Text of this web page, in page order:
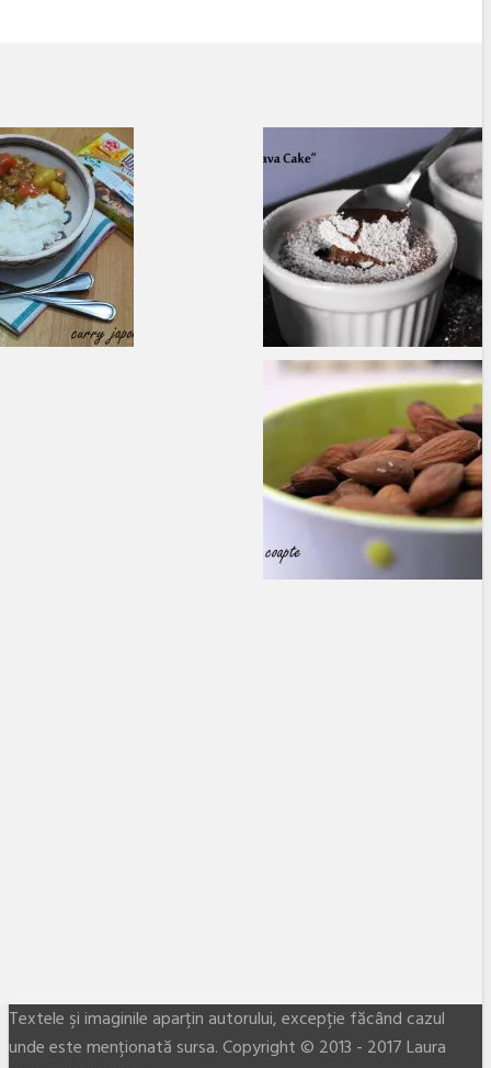
Textele şi imaginile aparţin autorului, excepţie făcând cazul
unde este menţionată sursa. Copyright © 2013 - 2017 Laura